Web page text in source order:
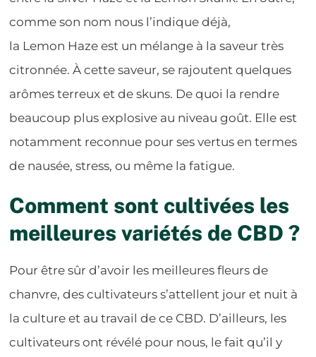
comme son nom nous l’indique déjà,
la Lemon Haze est un mélange à la saveur très
citronnée. À cette saveur, se rajoutent quelques
arômes terreux et de skuns. De quoi la rendre
beaucoup plus explosive au niveau goût. Elle est
notamment reconnue pour ses vertus en termes
de nausée, stress, ou même la fatigue.
Comment sont cultivées les
meilleures variétés de CBD ?
Pour être sûr d’avoir les meilleures fleurs de
chanvre, des cultivateurs s’attellent jour et nuit à
la culture et au travail de ce CBD. D’ailleurs, les
cultivateurs ont révélé pour nous, le fait qu’il y